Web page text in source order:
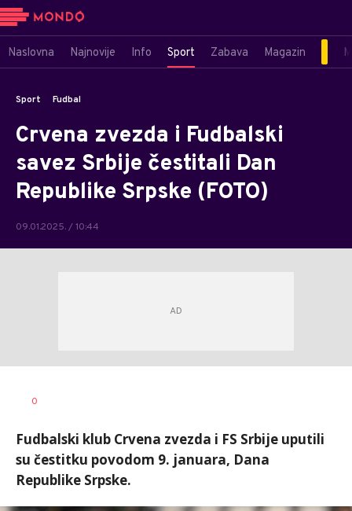
Naslovna Najnovije Info Sport Zabava Magazin
Sport Fudbal
Crvena zvezda i Fudbalski
savez Srbije čestitali Dan
Republike Srpske (FOTO)
09.01.2025. / 10:44
AUTOR
0
Fudbalski klub Crvena zvezda i FS Srbije uputili
su čestitku povodom 9. januara, Dana
Republike Srpske.